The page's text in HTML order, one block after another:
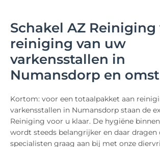
Schakel AZ
reiniging van uw
varkensstallen in
Numansdorp en
Kortom: voor een totaalpakket aan
varkensstallen in Numansdorp staan de
Reiniging voor u klaar. De hygiëne
wordt steeds belangrijker en daar dragen
specialisten graag aan bij met onze